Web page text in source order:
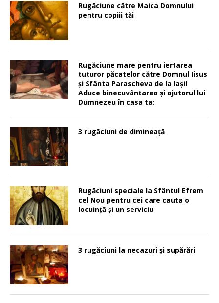
Rugăciune către Maica Domnului
pentru copiii tăi
Rugăciune mare pentru iertarea
tuturor păcatelor către Domnul Iisus
şi Sfânta Parascheva de la Iaşi!
Aduce binecuvântarea şi ajutorul lui
Dumnezeu în casa ta:
3 rugăciuni de dimineață
Rugăciuni speciale la Sfântul Efrem
cel Nou pentru cei care cauta o
locuinţă şi un serviciu
3 rugăciuni la necazuri și supărări